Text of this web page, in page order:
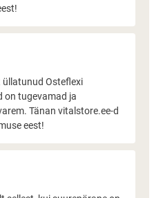
üllatunud Osteflexi
on tugevamad ja
Tänan vitalstore.ee-d
eest!